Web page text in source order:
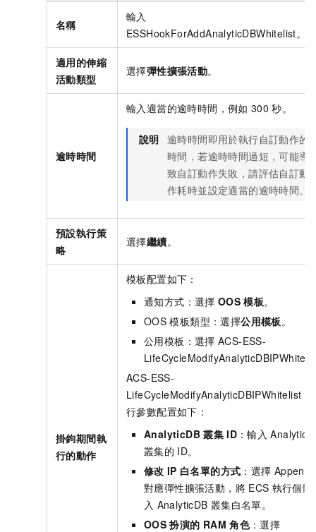
名稱
輸入
ESSHookForAddAnalyticDBWhitelist。
適用的伸縮
活動類型
選擇彈性擴張活動。
逾時時間
輸入適當的逾時時間，例如 300 秒。
說明 逾時時間即用於執行自訂動作的
時間，若逾時時間過短，可能導
致自訂動作失敗，請評估自訂動
作耗時並設定適當的逾時時間。
預設執行策
略
選擇繼續。
掛鉤期間執
行的動作
模板配置如下：
通知方式：選擇 OOS 模板。
OOS 模板類型：選擇公用模板 。
公用模板：選擇 ACS-ESS-
ACS-ESS-
LifeCycleModifyAnalyticDBIPWhitelist
行參數配置如下：
AnalyticDB 叢集 ID ：輸入
叢集的 ID。
修改 IP 白名單的方式 ：選擇 Append
對應彈性擴張活動，將 ECS 執行個體
入 AnalyticDB 叢集白名單。
OOS 扮演的 RAM 角色：選擇